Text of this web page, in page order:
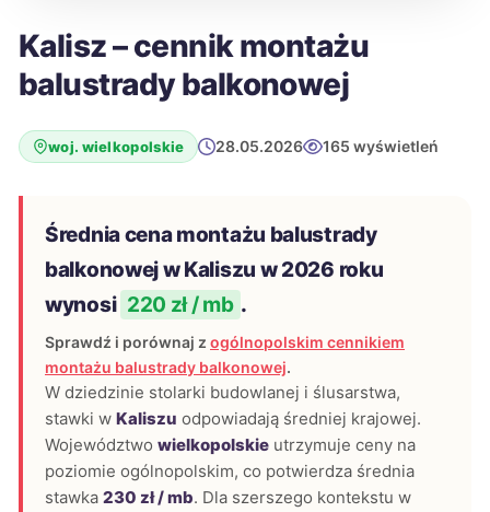
Kalisz – cennik montażu
balustrady balkonowej
woj. wielkopolskie 28.05.2026 165 wyświetleń
Średnia cena montażu balustrady
balkonowej w Kaliszu w 2026 roku
wynosi 220 zł / mb .
Sprawdź i porównaj z ogólnopolskim cennikiem
montażu balustrady balkonowej.
W dziedzinie stolarki budowlanej i ślusarstwa,
stawki w Kaliszu odpowiadają średniej krajowej.
Województwo wielkopolskie utrzymuje ceny na
poziomie ogólnopolskim, co potwierdza średnia
stawka 230 zł / mb. Dla szerszego kontekstu w